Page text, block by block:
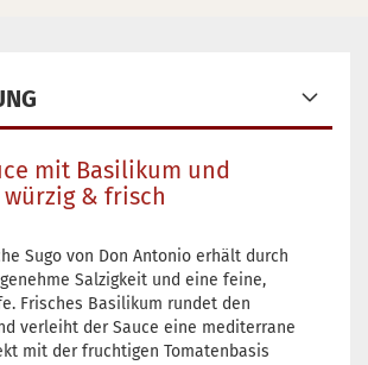
mit Basilikum und
würzig & frisch
Sugo von Don Antonio erhält durch
Salzigkeit und eine feine,
Frisches Basilikum rundet den
verleiht der Sauce eine mediterrane
mit der fruchtigen Tomatenbasis